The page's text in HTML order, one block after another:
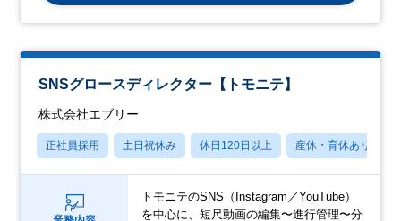
SNSグロースディレクター【トモニテ】
株式会社エブリー
正社員採用 土日祝休み 休日120日以上 産休・育休あり
トモニテのSNS（Instagram／YouTube）
を中心に、短尺動画の編集〜進行管理〜分